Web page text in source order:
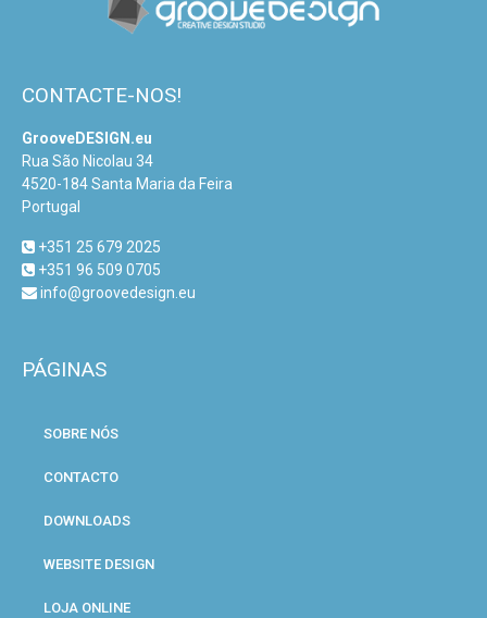
CONTACTE-NOS!
GrooveDESIGN.eu
Rua São Nicolau 34
4520-184 Santa Maria da Feira
Portugal
+351 25 679 2025
+351 96 509 0705
info@groovedesign.eu
PÁGINAS
SOBRE NÓS
CONTACTO
DOWNLOADS
WEBSITE DESIGN
LOJA ONLINE